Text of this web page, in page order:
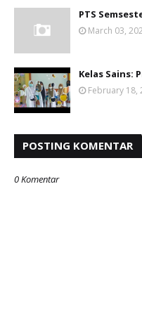
PTS
March 03,
Kelas Sains:
February 18,
POSTING KOMENTAR
0 Komentar